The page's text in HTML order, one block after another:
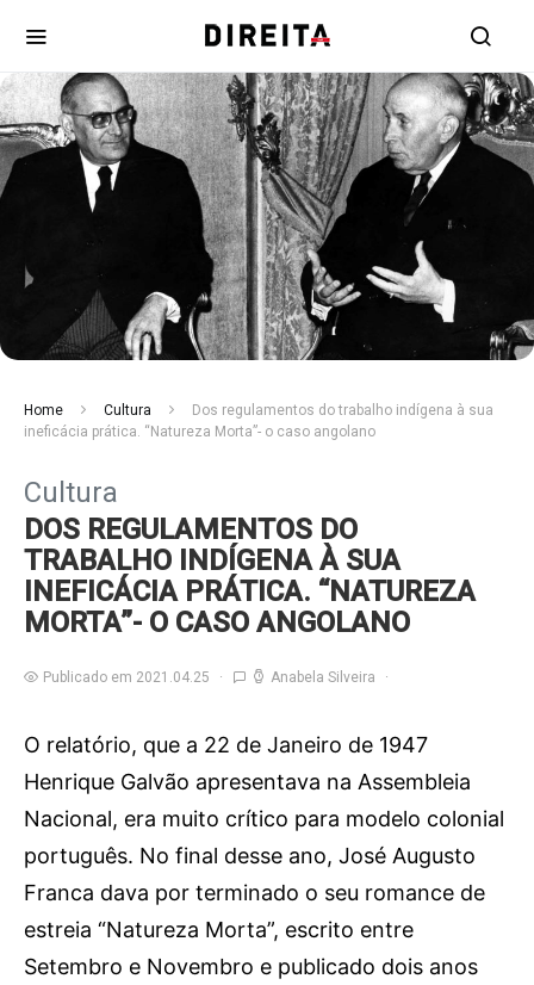
Home Cultura
Dos regulamentos do trabalho indígena à sua
ineficácia prática. “Natureza Morta”- o caso angolano
Cultura
DOS REGULAMENTOS DO
TRABALHO INDÍGENA À SUA
INEFICÁCIA PRÁTICA. “NATUREZA
MORTA”- O CASO ANGOLANO
Publicado em 2021.04.25 Anabela Silveira
O relatório, que a 22 de Janeiro de 1947
Henrique Galvão apresentava na Assembleia
Nacional, era muito crítico para modelo colonial
português. No final desse ano, José Augusto
Franca dava por terminado o seu romance de
estreia “Natureza Morta”, escrito entre
Setembro e Novembro e publicado dois anos